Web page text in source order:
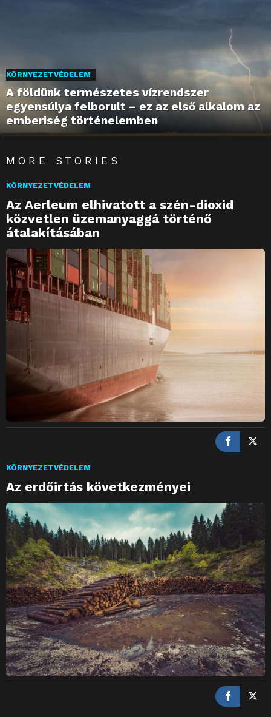
KÖRNYEZETVÉDELEM
A földünk természetes vízrendszer
egyensúlya felborult – ez az első alkalom az
emberiség történelemben
MORE STORIES
KÖRNYEZETVÉDELEM
Az Aerleum elhivatott a szén-dioxid
közvetlen üzemanyaggá történő
átalakításában
KÖRNYEZETVÉDELEM
Az erdőirtás következményei